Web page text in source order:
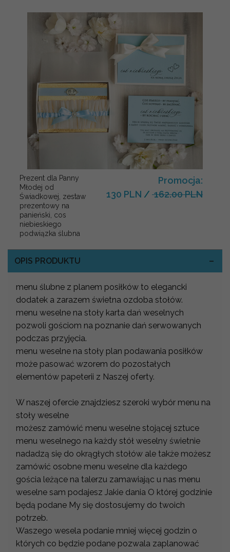
Prezent dla Panny
Młodej od
Świadkowej, zestaw
prezentowy na
panieński, cos
niebieskiego
podwiązka ślubna
Promocja:
130 PLN / 162.00 PLN
OPIS PRODUKTU
menu ślubne z planem posiłków to elegancki
dodatek a zarazem świetna ozdoba stołów.
menu weselne na stoły karta dań weselnych
pozwoli gościom na poznanie dań serwowanych
podczas przyjęcia.
menu weselne na stoły plan podawania posiłków
może pasować wzorem do pozostałych
elementów papeterii z Naszej oferty.
W naszej ofercie znajdziesz szeroki wybór menu na
stoły weselne
możesz zamówić menu weselne stojącej sztuce
menu weselnego na każdy stół weselny świetnie
nadadzą się do okrągłych stołów ale także możesz
zamówić osobne menu weselne dla każdego
gościa leżące na talerzu zamawiając u nas menu
weselne sam podajesz Jakie dania O której godzinie
będą podane My się dostosujemy do twoich
potrzeb.
Waszego wesela podanie mniej więcej godzin o
których co będzie podane pozwala zaplanować